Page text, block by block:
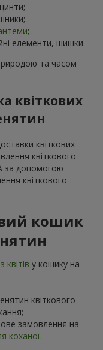
;
елементи, шишки.
природою та часом
квіткових
квіткових
квіткового
за допомогою
квіткового
кошик
квітів у кошику на
квіткового
замовлення на
коханої.